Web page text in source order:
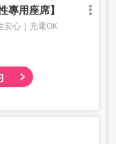
專用座席】
安心
充電OK